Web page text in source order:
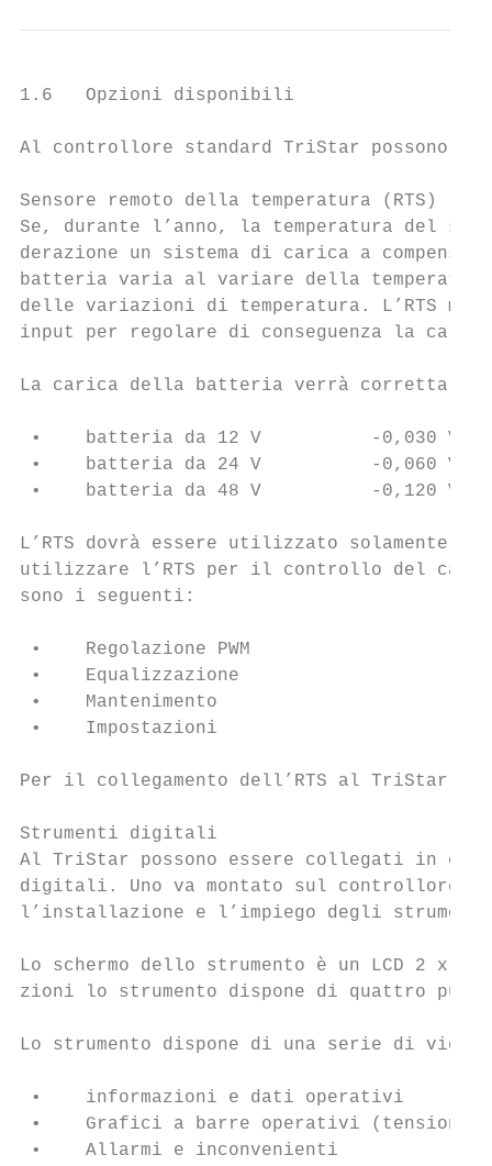
1.6   Opzioni disponibili
Al controllore standard TriStar possono
Sensore remoto della temperatura (RTS)
Se, durante l’anno, la temperatura del
derazione un sistema di carica a
batteria varia al variare della
delle variazioni di temperatura. L’RTS
input per regolare di conseguenza la
La carica della batteria verrà corretta
•    batteria da 12 V          -0,030
•    batteria da 24 V          -0,060
•    batteria da 48 V          -0,120
L’RTS dovrà essere utilizzato
utilizzare l’RTS per il controllo del
sono i seguenti:
•    Regolazione PWM
•    Equalizzazione
•    Mantenimento
•    Impostazioni
Per il collegamento dell’RTS al TriStar
Strumenti digitali
Al TriStar possono essere collegati in
digitali. Uno va montato sul controllore
l’installazione e l’impiego degli
Lo schermo dello strumento è un LCD 2 x
zioni lo strumento dispone di quattro
Lo strumento dispone di una serie di
•    informazioni e dati operativi
•    Grafici a barre operativi (tensione
•    Allarmi e inconvenienti